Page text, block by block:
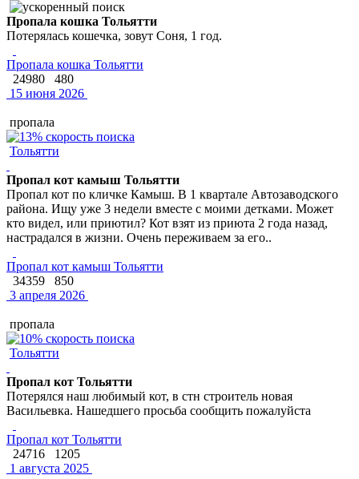
Пропала кошка Тольятти
Потерялась кошечка, зовут Соня, 1 год.
Пропала кошка Тольятти
24980
480
15 июня 2026
пропала
Тольятти
Пропал кот камыш Тольятти
Пропал кот по кличке Камыш. В 1 квартале Автозаводского
района. Ищу уже 3 недели вместе с моими детками. Может
кто видел, или приютил? Кот взят из приюта 2 года назад,
настрадался в жизни. Очень переживаем за его..
Пропал кот камыш Тольятти
34359
850
3 апреля 2026
пропала
Тольятти
Пропал кот Тольятти
Потерялся наш любимый кот, в стн строитель новая
Васильевка. Нашедшего просьба сообщить пожалуйста
Пропал кот Тольятти
24716
1205
1 августа 2025